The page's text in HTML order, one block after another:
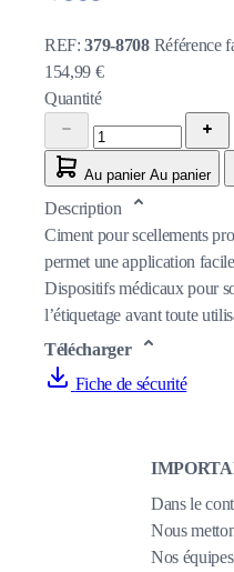
REF:379-8708 Référence
154,99 €
Quantité
Au panier Au panier
Description
Ciment pour scellements
permet une application
Dispositifs médicaux pour
l’étiquetage avant toute
Télécharger
Fiche de sécurité
Dans le
Nous
Nos